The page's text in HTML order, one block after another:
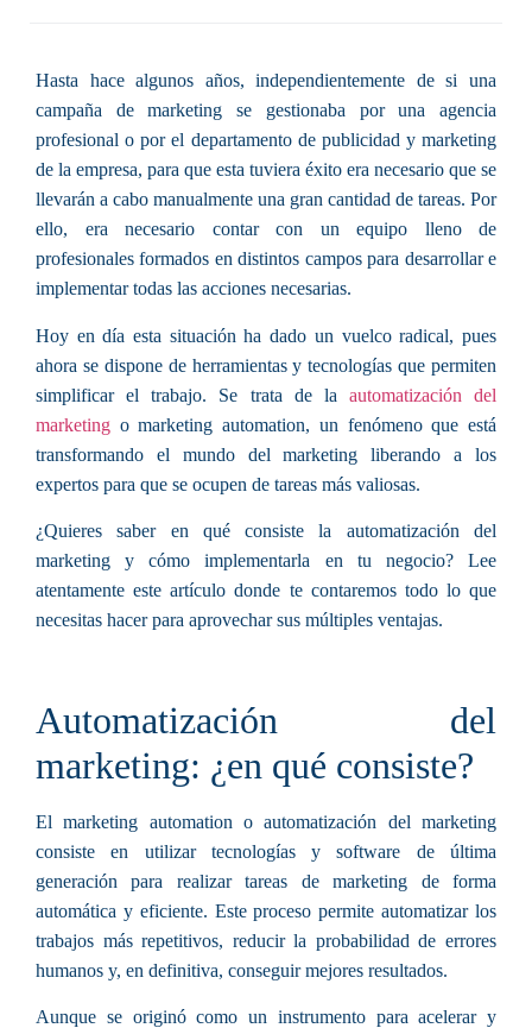
Hasta hace algunos años, independientemente de si una
campaña de marketing se gestionaba por una agencia
profesional o por el departamento de publicidad y marketing
de la empresa, para que esta tuviera éxito era necesario que se
llevarán a cabo manualmente una gran cantidad de tareas. Por
ello, era necesario contar con un equipo lleno de
profesionales formados en distintos campos para desarrollar e
implementar todas las acciones necesarias.
Hoy en día esta situación ha dado un vuelco radical, pues
ahora se dispone de herramientas y tecnologías que permiten
simplificar el trabajo. Se trata de la automatización del
marketing o marketing automation, un fenómeno que está
transformando el mundo del marketing liberando a los
expertos para que se ocupen de tareas más valiosas.
¿Quieres saber en qué consiste la automatización del
marketing y cómo implementarla en tu negocio? Lee
atentamente este artículo donde te contaremos todo lo que
necesitas hacer para aprovechar sus múltiples ventajas.
Automatización del
marketing: ¿en qué consiste?
El marketing automation o automatización del marketing
consiste en utilizar tecnologías y software de última
generación para realizar tareas de marketing de forma
automática y eficiente. Este proceso permite automatizar los
trabajos más repetitivos, reducir la probabilidad de errores
humanos y, en definitiva, conseguir mejores resultados.
Aunque se originó como un instrumento para acelerar y